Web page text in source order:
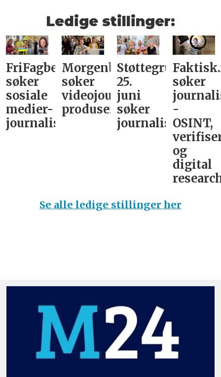
Ledige stillinger:
FriFagbevegelse
søker
sosiale
medier-
journalist
Morgenbladet
søker
videojournalist/podkast-
produsent
Støttegruppa
25.
juni
søker
journalist
søker
-
OSINT,
og
digital
Se alle ledige stillinger her